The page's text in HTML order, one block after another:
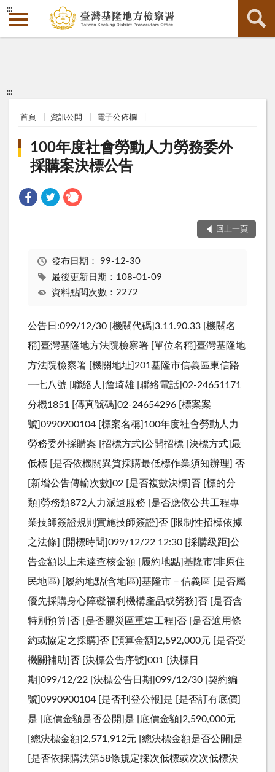
:::
:::
首頁 資訊公開 電子公佈欄
100年度社會勞動人力勞務委外
採購案決標公告
回上一頁
發布日期： 99-12-30
最後更新日期：108-01-09
資料點閱次數：2272
公告日:099/12/30 [機關代碼]3.11.90.33 [機關名
稱]臺灣基隆地方法院檢察署 [單位名稱]臺灣基隆地
方法院檢察署 [機關地址]201基隆市信義區東信路
一七八號 [聯絡人]詹琦雄 [聯絡電話]02-24651171
分機1851 [傳真號碼]02-24654296 [標案案
號]0990900104 [標案名稱]100年度社會勞動人力
勞務委外採購案 [招標方式]公開招標 [決標方式]最
低標 [是否依機關異質採購最低標作業須知辦理] 否
[新增公告傳輸次數]02 [是否複數決標]否 [標的分
類]勞務類872人力派遣服務 [是否應依公共工程專
業技師簽證規則實施技師簽證]否 [限制性招標依據
之法條] [開標時間]099/12/22 12:30 [採購級距]公
告金額以上未達查核金額 [履約地點]基隆市(非原住
民地區) [履約地點(含地區)]基隆市－信義區 [是否屬
優先採購身心障礙福利機構產品或勞務]否 [是否含
特別預算]否 [是否屬災區重建工程]否 [是否適用條
約或協定之採購]否 [預算金額]2,592,000元 [是否受
機關補助]否 [決標公告序號]001 [決標日
期]099/12/22 [決標公告日期]099/12/30 [契約編
號]0990900104 [是否刊登公報]是 [是否訂有底價]
是 [底價金額是否公開]是 [底價金額]2,590,000元
[總決標金額]2,571,912元 [總決標金額是否公開]是
[是否依採購法第58條規定採次低標或次次低標決